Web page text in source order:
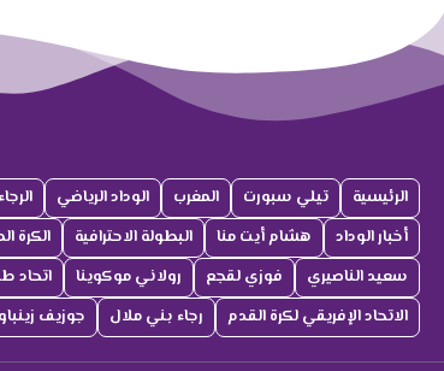
الرئيسية تيلي سبورت المغرب الوداد الرياضي
أخبار الوداد
هشام أيت منا البطولة الاحترافية الكرة
سعيد الناصيري
فوزي لقجع رولاني موكوينا اتحاد
الاتحاد الإفريقي لكرة القدم
رجاء بني ملال جوزيف